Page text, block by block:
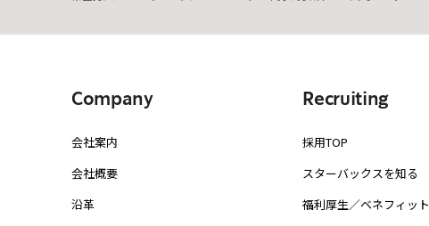
Company
会社案内
会社概要
沿革
Recruiting
採用TOP
スターバックスを知る
福利厚生／ベネフィット